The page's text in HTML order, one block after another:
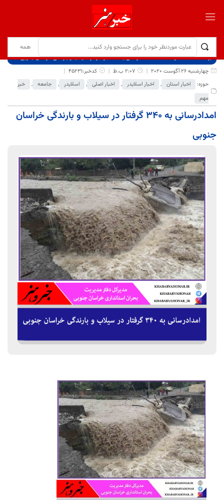
برگ نخست نوشته‌ها
امدادرسانی به ۳۴۰ گرفتار در سیلاب و بارندگی خراسان جنوبی
چهارشنبه 26 آگوست 2020
2:07 ب.ظ
کدخبر:45231
حوزه:
اخبار استان , اخبار اسلایدر , اخبار اصلی , اسلایدر , جامعه ,
خبر
مهم
امدادرسانی به ۳۴۰ گرفتار در سیلاب و بارندگی خراسان
جنوبی